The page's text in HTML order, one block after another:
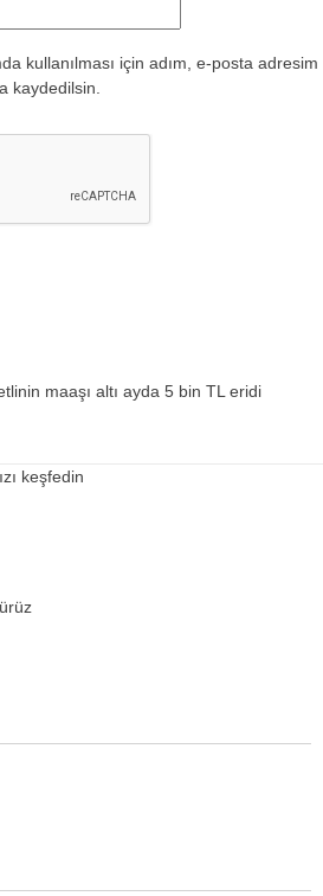
kullanılması için adım, e-posta adresim
kaydedilsin.
maaşı altı ayda 5 bin TL eridi
keşfedin